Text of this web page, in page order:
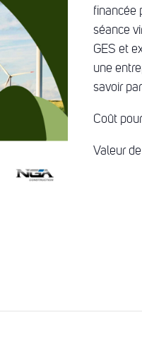
financée
séance
GES et
une
savoir
Coût
Valeur